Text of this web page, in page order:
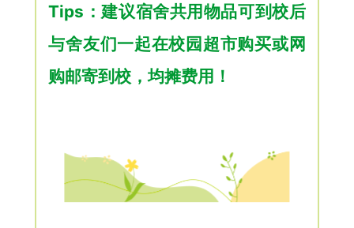
Tips：建议宿舍共用物品可到校后
与舍友们一起在校园超市购买或网
购邮寄到校，均摊费用！